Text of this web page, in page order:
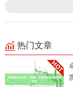
热门文章